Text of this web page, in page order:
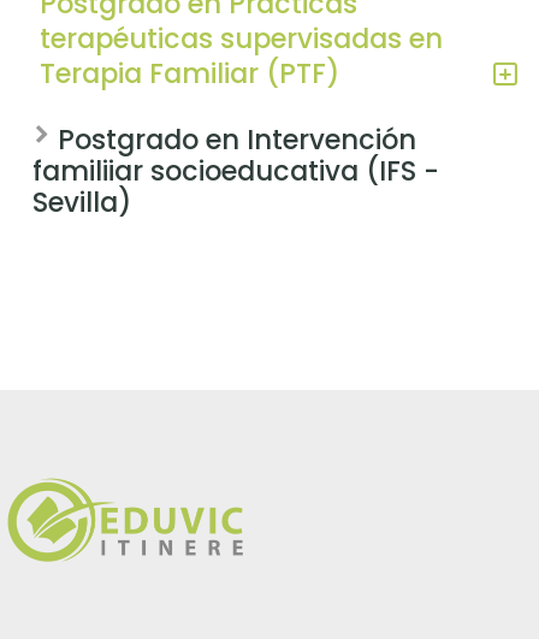
terapéuticas supervisadas en
Terapia Familiar (PTF)
Postgrado en Intervención
familiiar socioeducativa (IFS -
Sevilla)